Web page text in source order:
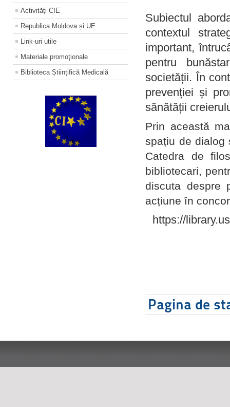
Activități CIE
Republica Moldova și UE
Link-uri utile
Materiale promoţionale
Biblioteca Științifică Medicală
Subiectul
contextul
important,
pentru
societății. În
prevenției și
sănătății
Prin această
spațiu de dialog
Catedra de
bibliotecari,
discuta despre
acțiune în
https://
Pagina de